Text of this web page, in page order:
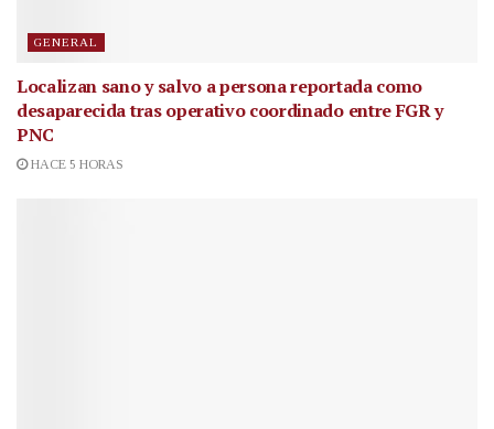
GENERAL
Localizan sano y salvo a persona reportada como
desaparecida tras operativo coordinado entre FGR y
PNC
HACE 5 HORAS